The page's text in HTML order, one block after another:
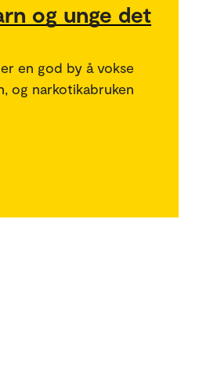
og unge det
en god by å vokse
og narkotikabruken